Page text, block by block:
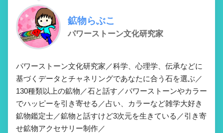
鉱物らぶこ
パワーストーン文化研究家
パワーストーン文化研究家／科学、心理学、伝承などに
基づくデータとチャネリングであなたに合う石を選ぶ／
130種類以上の鉱物／石と話す／パワーストーンやカラー
でハッピーを引き寄せる／占い、カラーなど雑学大好き
鉱物鑑定士／鉱物と話すけど3次元を生きている／引き寄
せ鉱物アクセサリー制作／